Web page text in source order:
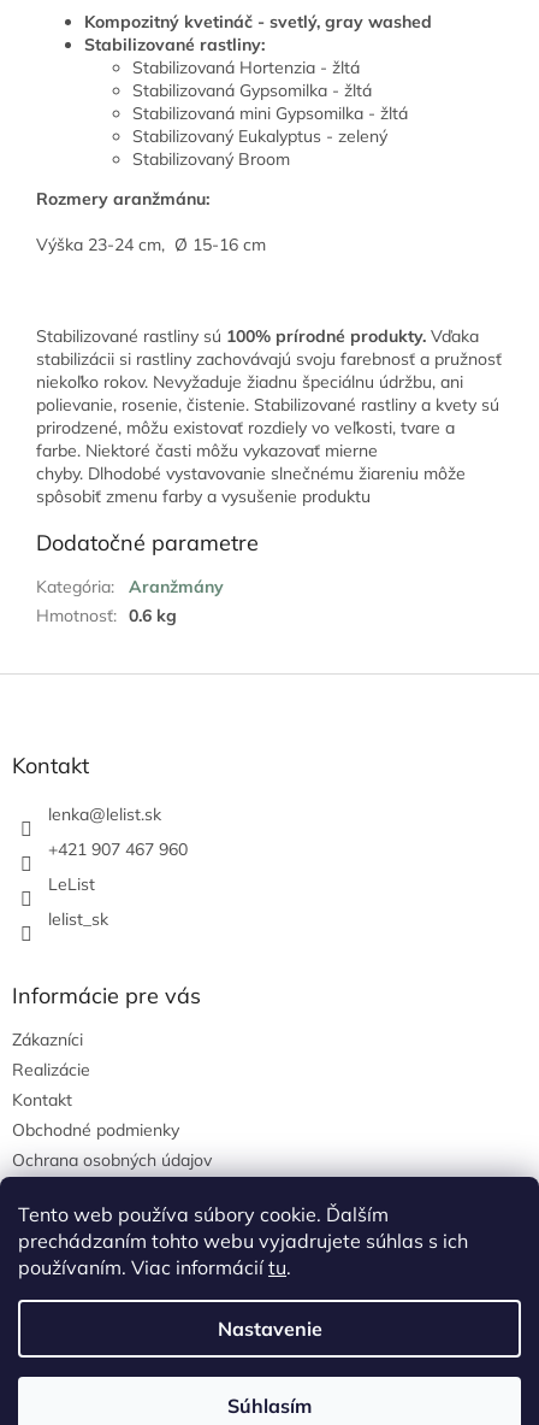
Tento web používa súbory cookie. Ďalším
prechádzaním tohto webu vyjadrujete súhlas s ich
používaním. Viac informáciítu.
Nastavenie
Súhlasím
Kompozitný kvetináč - svetlý, gray washed
Stabilizované rastliny:
Stabilizovaná Hortenzia - žltá
Stabilizovaná Gypsomilka - žltá
Stabilizovaná mini Gypsomilka - žltá
Stabilizovaný Eukalyptus - zelený
Stabilizovaný Broom
Rozmery aranžmánu:
Výška 23-24 cm, Ø 15-16 cm
Stabilizované rastliny sú 100% prírodné produkty. Vďaka
stabilizácii si rastliny zachovávajú svoju farebnosť a pružnosť
niekoľko rokov. Nevyžaduje žiadnu špeciálnu údržbu, ani
polievanie, rosenie, čistenie. Stabilizované rastliny a kvety sú
prirodzené, môžu existovať rozdiely vo veľkosti, tvare a
farbe. Niektoré časti môžu vykazovať mierne
chyby. Dlhodobé vystavovanie slnečnému žiareniu môže
spôsobiť zmenu farby a vysušenie produktu
Dodatočné parametre
Kategória:
Aranžmány
Hmotnosť: 0.6 kg
Kontakt
lenka@lelist.sk
+421 907 467 960
LeList
lelist_sk
Informácie pre vás
Zákazníci
Realizácie
Kontakt
Obchodné podmienky
Ochrana osobných údajov
Pinterest
LeList. Všetky práva vyhradené.